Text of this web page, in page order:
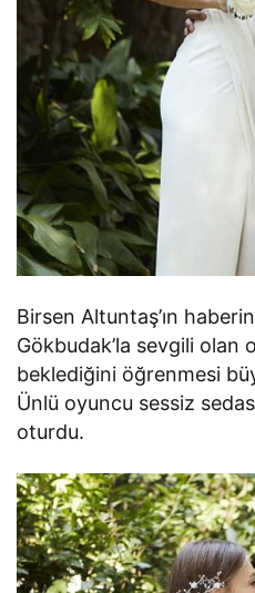
Birsen Altuntaş’ın
Gökbudak’la sevgili olan
beklediğini öğrenmesi
Ünlü oyuncu sessiz
oturdu.